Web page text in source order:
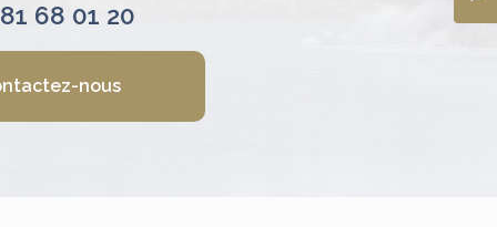
68 01 20
nous